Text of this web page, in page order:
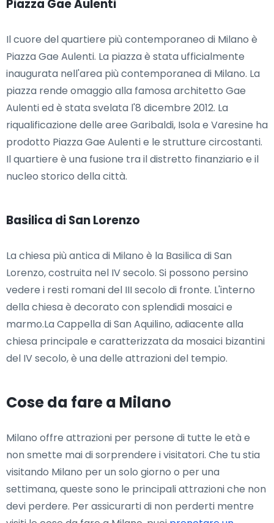
Piazza Gae Aulenti
Il cuore del quartiere più contemporaneo di Milano è
Piazza Gae Aulenti. La piazza è stata ufficialmente
inaugurata nell'area più contemporanea di Milano. La
piazza rende omaggio alla famosa architetto Gae
Aulenti ed è stata svelata l'8 dicembre 2012. La
riqualificazione delle aree Garibaldi, Isola e Varesine ha
prodotto Piazza Gae Aulenti e le strutture circostanti.
Il quartiere è una fusione tra il distretto finanziario e il
nucleo storico della città.
Basilica di San Lorenzo
La chiesa più antica di Milano è la Basilica di San
Lorenzo, costruita nel IV secolo. Si possono persino
vedere i resti romani del III secolo di fronte. L'interno
della chiesa è decorato con splendidi mosaici e
marmo.La Cappella di San Aquilino, adiacente alla
chiesa principale e caratterizzata da mosaici bizantini
del IV secolo, è una delle attrazioni del tempio.
Cose da fare a Milano
Milano offre attrazioni per persone di tutte le età e
non smette mai di sorprendere i visitatori. Che tu stia
visitando Milano per un solo giorno o per una
settimana, queste sono le principali attrazioni che non
devi perdere. Per assicurarti di non perderti mentre